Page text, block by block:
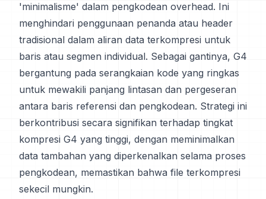
'minimalisme' dalam pengkodean overhead. Ini
menghindari penggunaan penanda atau header
tradisional dalam aliran data terkompresi untuk
baris atau segmen individual. Sebagai gantinya, G4
bergantung pada serangkaian kode yang ringkas
untuk mewakili panjang lintasan dan pergeseran
antara baris referensi dan pengkodean. Strategi ini
berkontribusi secara signifikan terhadap tingkat
kompresi G4 yang tinggi, dengan meminimalkan
data tambahan yang diperkenalkan selama proses
pengkodean, memastikan bahwa file terkompresi
sekecil mungkin.